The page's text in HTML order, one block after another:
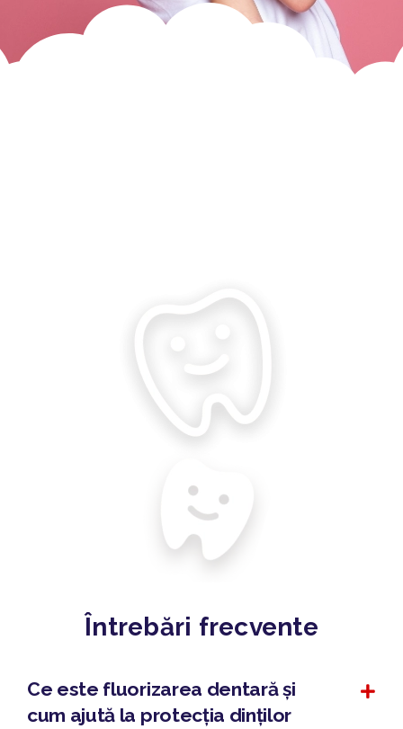
Întrebări frecvente
Ce este fluorizarea dentară și
cum ajută la protecția dinților